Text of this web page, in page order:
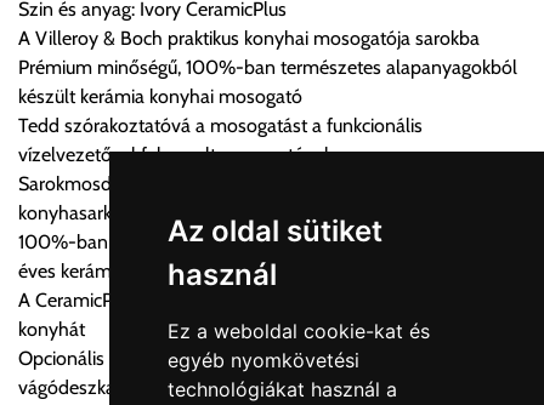
Az oldal sütiket
használ
Ez a weboldal cookie-kat és
egyéb nyomkövetési
technológiákat használ a
úgy esetenként több lehetőséget ajánl fel a program. Kérjük, a
vásárolt árú figyelembevételével az önnek megfelelő szállítási
költséget válassza ki.
Amennyiben nem biztos választásában, vagy a program
automatikusan nem ajánl fel szállítási költséget, úgy válassza
a 0.- forintos szállítást, kollégáink megvizsgálják a vásárolt
termék adatait, majd visszaigazolják a szállítás költségét.
Ingyenes szállítási lehetőség nincs!
Egyes termékek súlyát a program nem ismeri, rendelés esetén
a központ igazolja vissza. Amennyiben a költséget az Ön által
gondoltnál magasabb értékben igazoljuk vissza, úgy a
visszaigazolástól számított 24 órán belül a terméket
lemondhatja, vagy kérheti a személyes átvételre való
Szin és anyag: Ivory CeramicPlus
A Villeroy & Boch praktikus konyhai mosogatója sarokba
Prémium minőségű, 100%-ban természetes alapanyagokból
készült kerámia konyhai mosogató
Tedd szórakoztatóvá a mosogatást a funkcionális
vízelvezetővel felszerelt mosogatóval
Sarokmosdók: funkcionális hozzáadott érték a
konyhasarkokhoz
100%-ban természetes alapanyagok és kézművesség 270
éves kerámia tapasztalattal
A CeramicPlus könnyen gondozható, és tisztán tartja a
konyhát
Opcionális iegészítők: Rozsdamentes acél akasztható tálca és
vágódeszka valódi fa furnérral